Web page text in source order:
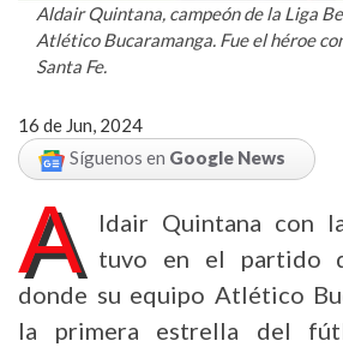
Aldair Quintana, campeón de la Liga
Atlético Bucaramanga. Fue el héroe
Santa Fe.
16 de Jun, 2024
Síguenos en Google News
A
ldair Quintana con
tuvo en el partido
donde su equipo Atlético
la primera estrella del